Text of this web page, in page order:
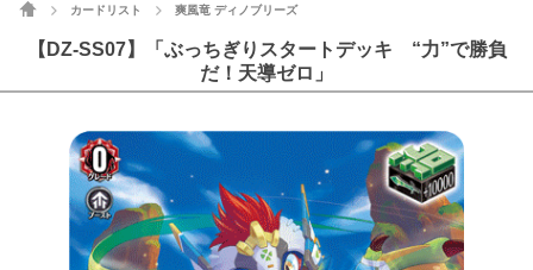
ホームカードリスト 爽風竜 ディノブリーズ
【DZ-SS07】「ぶっちぎりスタートデッキ “力”で勝負
だ！天導ゼロ」